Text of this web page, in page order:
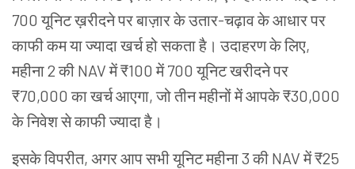
700 यूनिट ख़रीदने पर बाज़ार के उतार-चढ़ाव के आधार पर
काफी कम या ज्यादा खर्च हो सकता है। उदाहरण के लिए,
महीना 2 की NAV में ₹100 में 700 यूनिट खरीदने पर
₹70,000 का खर्च आएगा, जो तीन महीनों में आपके ₹30,000
के निवेश से काफी ज्यादा है।
इसके विपरीत, अगर आप सभी यूनिट महीना 3 की NAV में ₹25